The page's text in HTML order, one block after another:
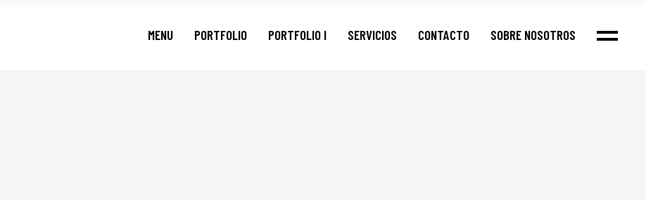
MENU PORTFOLIO PORTFOLIO I SERVICIOS CONTACTO SOBRE NOSOTROS